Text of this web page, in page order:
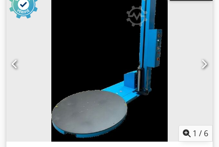
chariot élévateur grâce aux découpes prévues à cet effet.
Une rampe d'accès et une cellule photoélectrique pour la
détection des emballages sombres ou des films noirs sont
disponibles en option. La KVK 1S Economic est notre
recommandation si vous souhaitez passer d'un
banderolage manuel à un banderolage automatique de
vos palettes avec un investissement aussi faible que
possible. Cette machine est idéale pour les expéditeurs
dont le volume de palettes est inférieur ou égal à 10
palettes par jour ouvrable. Dksdpfx Ajzr H Dkea Rsr Pour
plus d'informations, nous avons joint à cette annonce la
fiche technique en format PDF !
1 / 6